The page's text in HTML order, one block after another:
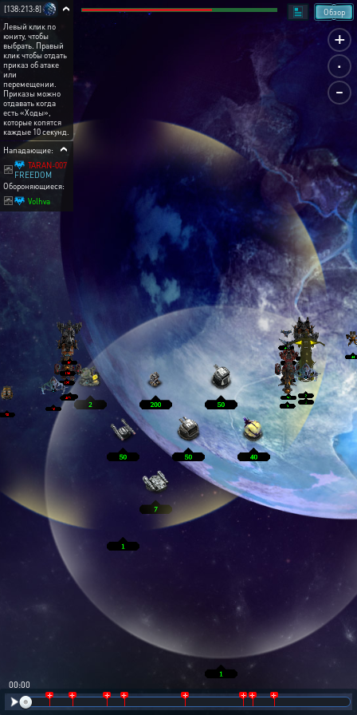
+
.
-
Обзор
[138:213:8]
Левый клик по
юниту, чтобы
выбрать. Правый
клик чтобы отдать
приказ об атаке
или
перемещении.
Приказы можно
отдавать когда
есть «Ходы»,
которые копятся
каждые 10 секунд.
Нападающие:
TARAN-007
FREEDOM
Обороняющиеся:
Volhva
00:01